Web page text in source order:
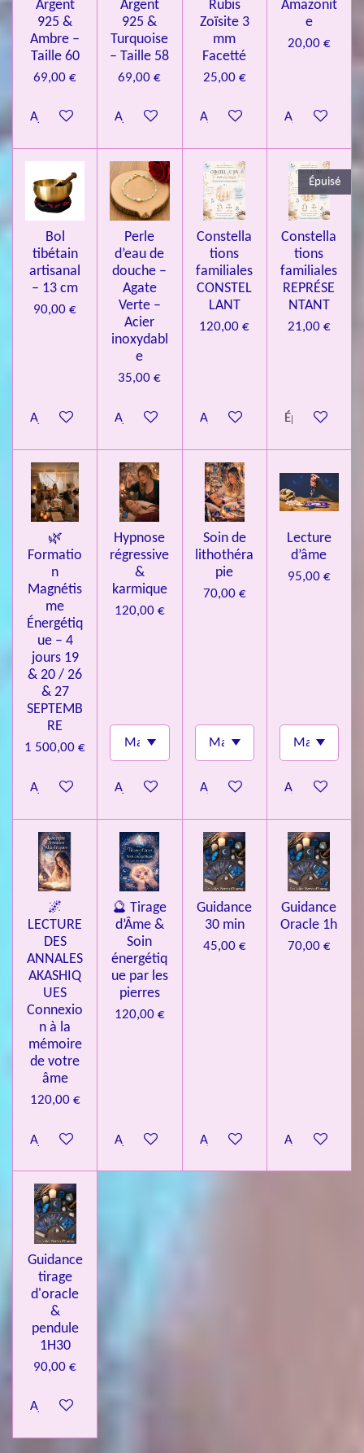
3
l
Argent
925 &
Ambre –
Taille 60
69,00 €
Ajouter au panier
Argent
925 &
Turquoise
– Taille 58
69,00 €
Ajouter au panier
Rubis
Zoïsite 3
mm
Facetté
25,00 €
Ajouter au panier
Amazonit
e
20,00 €
Ajouter au
Bol
tibétain
artisanal
– 13 cm
90,00 €
Ajouter au panier
Perle
d’eau de
douche –
Agate
Verte –
Acier
inoxydabl
e
35,00 €
Ajouter au panier
Constella
tions
familiales
CONSTEL
LANT
120,00 €
Ajouter au panier
Épuisé
Constella
tions
familiales
REPRÉSE
NTANT
21,00 €
Épuisé
🌿
Formatio
n
Magnétis
me
Énergétiq
ue – 4
jours 19
& 20 / 26
& 27
SEPTEMB
RE
1 500,00 €
Ajouter au panier
Hypnose
régressive
&
karmique
120,00 €
Ajouter au panier
Soin de
lithothéra
pie
70,00 €
Ajouter au panier
Lecture
d’âme
95,00 €
Ajouter au
🌌
LECTURE
DES
ANNALES
AKASHIQ
UES
Connexio
n à la
mémoire
de votre
âme
120,00 €
Ajouter au panier
🔮 Tirage
d’Âme &
Soin
énergétiq
ue par les
pierres
120,00 €
Ajouter au panier
Guidance
30 min
45,00 €
Ajouter au panier
Guidance
Oracle 1h
70,00 €
Ajouter au
Guidance
tirage
d'oracle
&
pendule
1H30
90,00 €
Ajouter au panier